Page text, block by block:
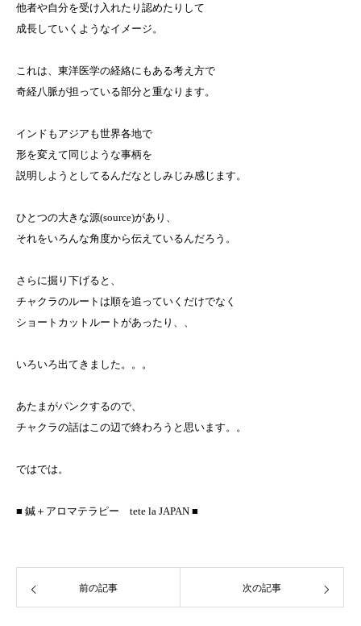
他者や自分を受け入れたり認めたりして
成長していくようなイメージ。
これは、東洋医学の経絡にもある考え方で
奇経八脈が担っている部分と重なります。
インドもアジアも世界各地で
形を変えて同じような事柄を
説明しようとしてるんだなとしみじみ感じます。
ひとつの大きな源(source)があり、
それをいろんな角度から伝えているんだろう。
さらに掘り下げると、
チャクラのルートは順を追っていくだけでなく
ショートカットルートがあったり、、
いろいろ出てきました。。。
あたまがパンクするので、
チャクラの話はこの辺で終わろうと思います。。
ではでは。
■ 鍼＋アロマテラピー tete la JAPAN ■
前の記事 次の記事